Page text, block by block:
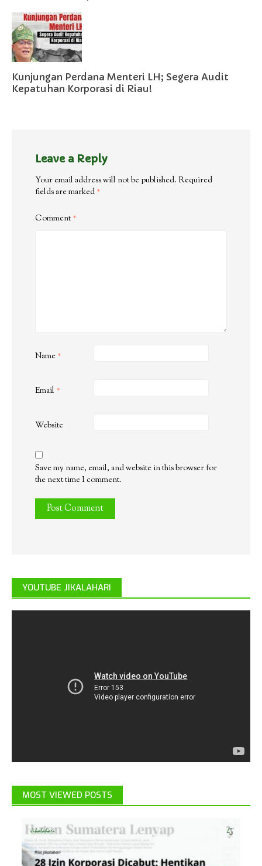
Kunjungan Perdana Menteri LH; Segera Audit
Kepatuhan Korporasi di Riau!
Leave a Reply
Your email address will not be published. Required
fields are marked *
Comment*
Name *
Email *
Website
Save my name, email, and website in this browser for
the next time I comment.
YOUTUBE JIKALAHARI
MOST VIEWED POSTS